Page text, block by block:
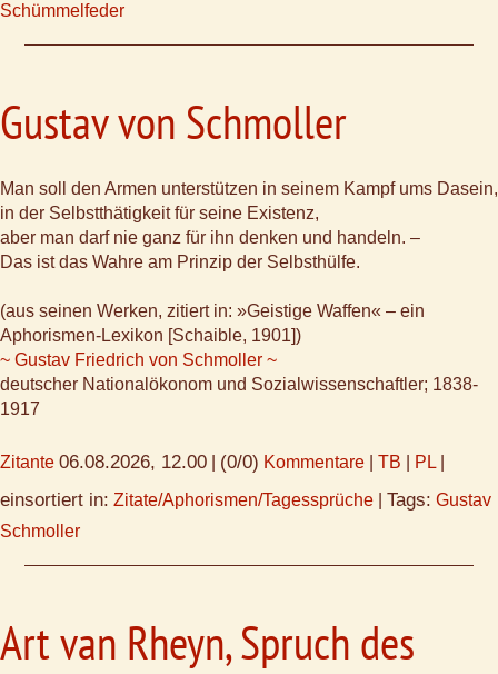
Schümmelfeder
Gustav von Schmoller
Man soll den Armen unterstützen in seinem Kampf ums Dasein,
in der Selbstthätigkeit für seine Existenz,
aber man darf nie ganz für ihn denken und handeln. –
Das ist das Wahre am Prinzip der Selbsthülfe.
(aus seinen Werken, zitiert in: »Geistige Waffen« – ein
Aphorismen-Lexikon [Schaible, 1901])
~ Gustav Friedrich von Schmoller ~
deutscher Nationalökonom und Sozialwissenschaftler; 1838-
1917
Zitante 06.08.2026, 12.00 (0/0) Kommentare TB PL
einsortiert in: Zitate/Aphorismen/Tagessprüche Tags: Gustav
Schmoller
Art van Rheyn, Spruch des